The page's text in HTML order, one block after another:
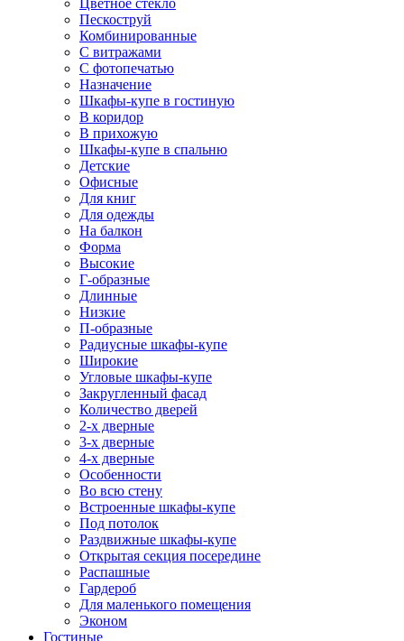
Цветное стекло
Пескоструй
Комбинированные
С витражами
С фотопечатью
Назначение
Шкафы-купе в гостиную
В коридор
В прихожую
Шкафы-купе в спальню
Детские
Офисные
Для книг
Для одежды
На балкон
Форма
Высокие
Г-образные
Длинные
Низкие
П-образные
Радиусные шкафы-купе
Широкие
Угловые шкафы-купе
Закругленный фасад
Количество дверей
2-х дверные
3-х дверные
4-х дверные
Особенности
Во всю стену
Встроенные шкафы-купе
Под потолок
Раздвижные шкафы-купе
Открытая секция посередине
Распашные
Гардероб
Для маленького помещения
Эконом
Гостиные